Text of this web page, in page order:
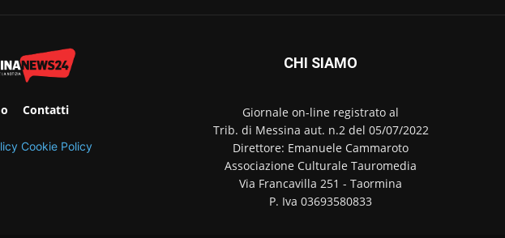
Contatti
Cookie Policy
CHI SIAMO
Giornale on-line registrato al
Trib. di Messina aut. n.2 del 05/07/2022
Direttore: Emanuele Cammaroto
Associazione Culturale Tauromedia
Via Francavilla 251 - Taormina
P. Iva 03693580833